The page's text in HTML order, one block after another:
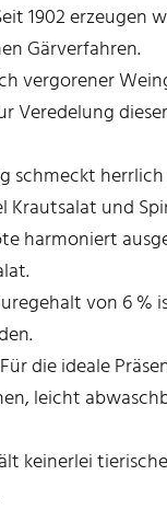
1902 erzeugen
Gärverfahren.
vergorener
Veredelung dieser
schmeckt herrlich
Krautsalat und
harmoniert
von 6 %
Für die ideale
leicht
keinerlei tierische